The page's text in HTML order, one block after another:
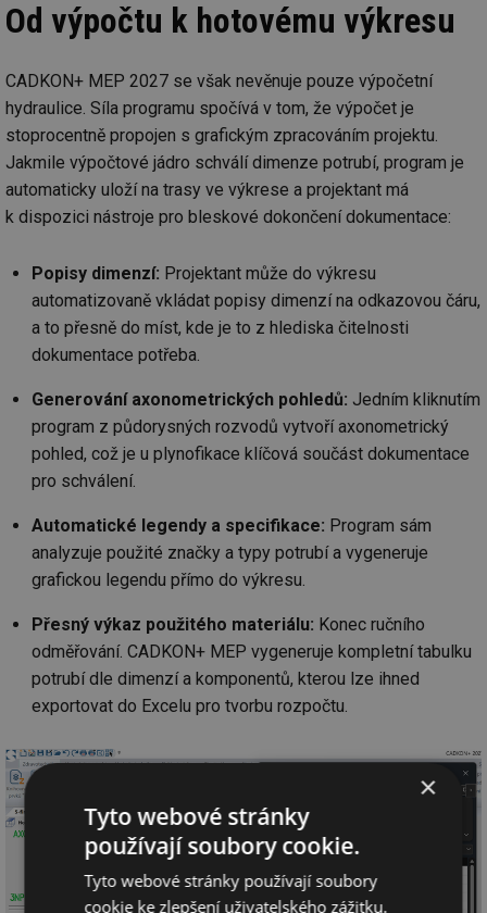
Od výpočtu k hotovému výkresu
CADKON+ MEP 2027 se však nevěnuje pouze výpočetní
hydraulice. Síla programu spočívá v tom, že výpočet je
stoprocentně propojen s grafickým zpracováním projektu.
Jakmile výpočtové jádro schválí dimenze potrubí, program je
automaticky uloží na trasy ve výkrese a projektant má
k dispozici nástroje pro bleskové dokončení dokumentace:
Popisy dimenzí: Projektant může do výkresu
automatizovaně vkládat popisy dimenzí na odkazovou čáru,
a to přesně do míst, kde je to z hlediska čitelnosti
dokumentace potřeba.
Generování axonometrických pohledů: Jedním kliknutím
program z půdorysných rozvodů vytvoří axonometrický
pohled, což je u plynofikace klíčová součást dokumentace
pro schválení.
Automatické legendy a specifikace: Program sám
analyzuje použité značky a typy potrubí a vygeneruje
grafickou legendu přímo do výkresu.
Přesný výkaz použitého materiálu: Konec ručního
odměřování. CADKON+ MEP vygeneruje kompletní tabulku
potrubí dle dimenzí a komponentů, kterou lze ihned
exportovat do Excelu pro tvorbu rozpočtu.
×
Tyto webové stránky
používají soubory cookie.
Tyto webové stránky používají soubory
cookie ke zlepšení uživatelského zážitku.